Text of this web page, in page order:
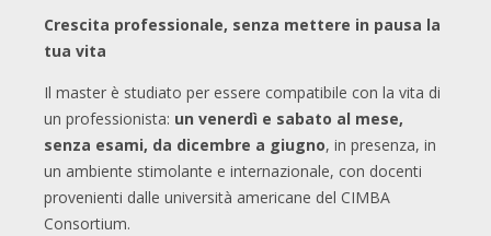
Crescita professionale, senza mettere in pausa la
tua vita
Il master è studiato per essere compatibile con la vita di
un professionista: un venerdì e sabato al mese,
senza esami, da dicembre a giugno, in presenza, in
un ambiente stimolante e internazionale, con docenti
provenienti dalle università americane del CIMBA
Consortium.